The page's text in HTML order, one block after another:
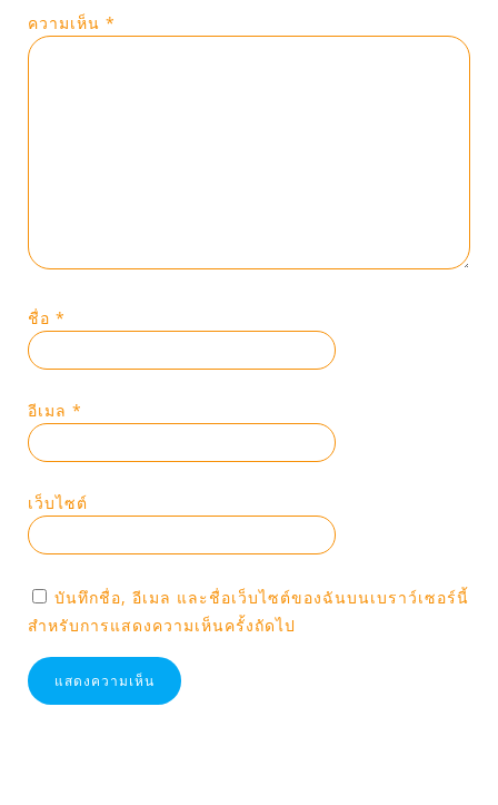
ความเห็น *
ชื่อ *
อีเมล *
เว็บไซต์
บันทึกชื่อ, อีเมล และชื่อเว็บไซต์ของฉันบนเบราว์เซอร์นี้
สำหรับการแสดงความเห็นครั้งถัดไป